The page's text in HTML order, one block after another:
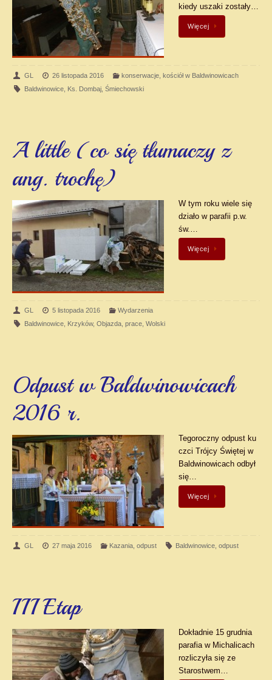
kiedy uszaki zostały…
Więcej
GL 26 listopada 2016 konserwacje, kościół w Baldwinowicach
Baldwinowice, Ks. Dombaj, Śmiechowski
A little (co się tłumaczy z
ang. trochę)
W tym roku wiele się
działo w parafii p.w.
św.…
Więcej
GL 5 listopada 2016
Wydarzenia
Baldwinowice, Krzyków, Objazda, prace, Wolski
Odpust w Baldwinowicach
2016 r.
Tegoroczny odpust ku
czci Trójcy Świętej w
Baldwinowicach odbył
się…
Więcej
GL 27 maja 2016 Kazania, odpust Baldwinowice ,odpust
III Etap
Dokładnie 15 grudnia
parafia w Michalicach
rozliczyła się ze
Starostwem…